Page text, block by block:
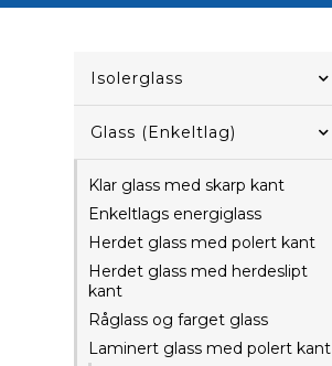
Isolerglass
Glass (Enkeltlag)
Klar glass med skarp kant
Enkeltlags energiglass
Herdet glass med polert kant
Herdet glass med herdeslipt
kant
Råglass og farget glass
Laminert glass med polert kant